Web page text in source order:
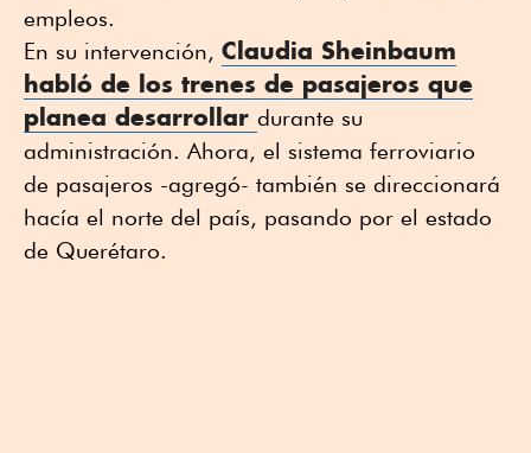
empleos.
En su intervención, Claudia Sheinbaum
habló de los trenes de pasajeros que
planea desarrollar durante su
administración. Ahora, el sistema ferroviario
de pasajeros -agregó- también se direccionará
hacía el norte del país, pasando por el estado
de Querétaro.